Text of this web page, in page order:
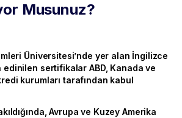
Musunuz?
Üniversitesi’nde yer alan İngilizce
sertifikalar ABD, Kanada ve
kurumları tarafından kabul
Avrupa ve Kuzey Amerika